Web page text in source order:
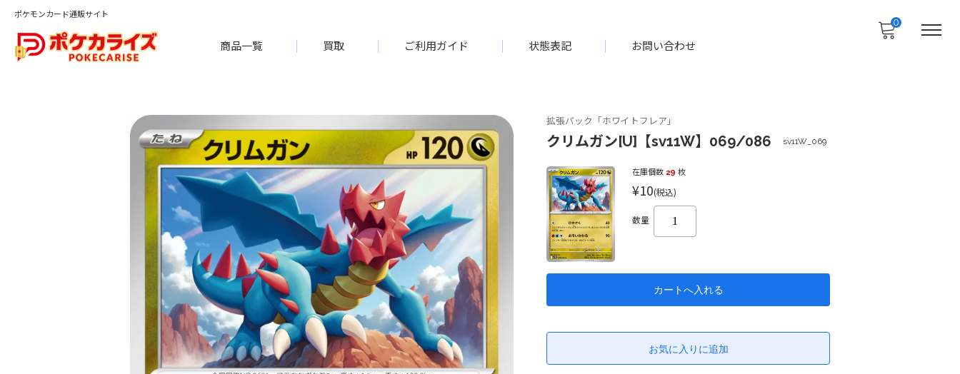
ポケモンカード通販サイト
商品一覧 買取 ご利用ガイド 状態表記 お問い合わせ
0
拡張パック「ホワイトフレア」
クリムガン[U]【sv11W】069/086 sv11W_069
在庫個数29 枚
¥10(税込)
数量